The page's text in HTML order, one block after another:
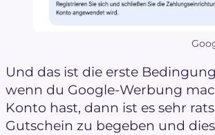
Und das ist die erste
wenn du Google-Werbung
Konto hast, dann ist es sehr
Gutschein zu begeben und